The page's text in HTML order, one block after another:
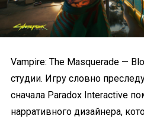
Vampire: The Masquerade —
студии. Игру словно
сначала Paradox Interactive
нарративного дизайнера,